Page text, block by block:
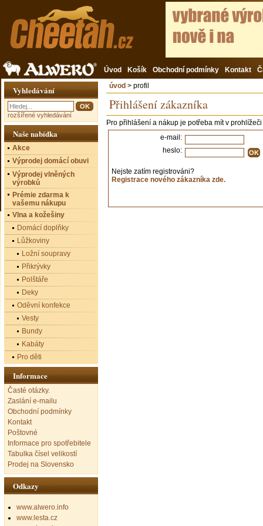
Úvod Košík Obchodní podmínky Kontakt
úvod > profil
Přihlášení zákazníka
Pro přihlášení a nákup je potřeba mít v
e-mail:
heslo:
Nejste zatím registrováni?
Registrace nového zákazníka zde.
Vyhledávání
rozšířené vyhledávání
Naše nabídka
Akce
Výprodej domácí obuvi
Výprodej vlněných
výrobků
Prémie zdarma k
vašemu nákupu
Vlna a kožešiny
Domácí doplňky
Lůžkoviny
Ložní soupravy
Přikrývky
Polštáře
Deky
Oděvní konfekce
Vesty
Bundy
Kabáty
Pro děti
Informace
Časté otázky.
Zaslání e-mailu
Obchodní podmínky
Kontakt
Poštovné
Informace pro spotřebitele
Tabulka čísel velikostí
Prodej na Slovensko
Odkazy
www.alwero.info
www.lesta.cz